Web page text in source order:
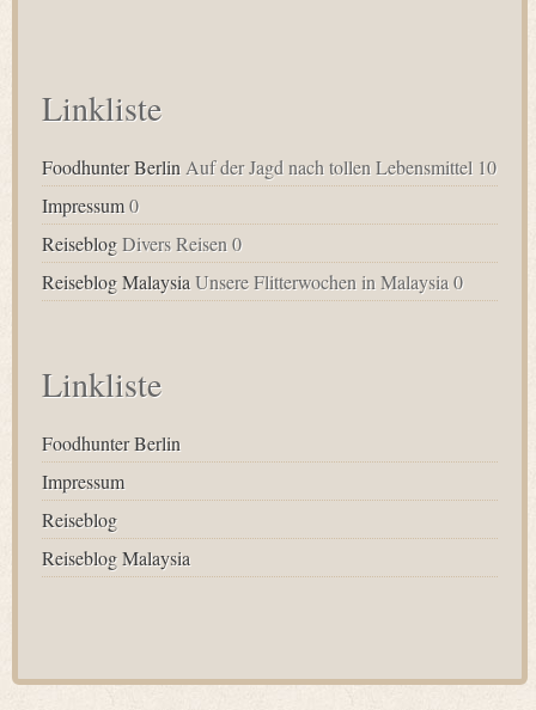
Linkliste
Foodhunter Berlin Auf der Jagd nach tollen Lebensmittel 10
Impressum0
ReiseblogDivers Reisen 0
Reiseblog MalaysiaUnsere Flitterwochen in Malaysia 0
Linkliste
Foodhunter Berlin
Impressum
Reiseblog
Reiseblog Malaysia